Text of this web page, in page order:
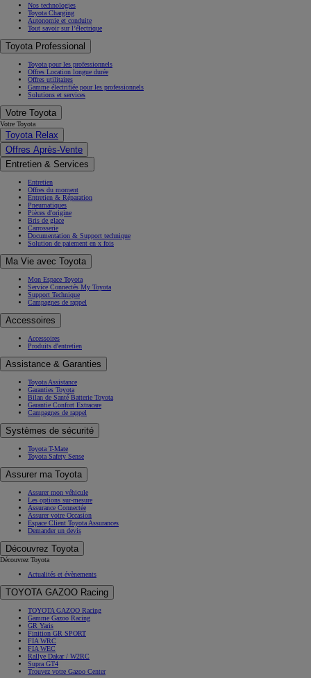
Nos technologies
Toyota Charging
Autonomie et conduite
Tout savoir sur l’électrique
Toyota Professional
Toyota pour les professionnels
Offres Location longue durée
Offres utilitaires
Gamme électrifiée pour les professionnels
Solutions et services
Votre Toyota
Votre Toyota
Toyota Relax
Offres Après-Vente
Entretien & Services
Entretien
Offres du moment
Entretien & Réparation
Pneumatiques
Pièces d'origine
Bris de glace
Carrosserie
Documentation & Support technique
Solution de paiement en x fois
Ma Vie avec Toyota
Mon Espace Toyota
Service Connectés My Toyota
Support Technique
Campagnes de rappel
Accessoires
Accessoires
Produits d'entretien
Assistance & Garanties
Toyota Assistance
Garanties Toyota
Bilan de Santé Batterie Toyota
Garantie Confort Extracare
Campagnes de rappel
Systèmes de sécurité
Toyota T-Mate
Toyota Safety Sense
Assurer ma Toyota
Assurer mon véhicule
Les options sur-mesure
Assurance Connectée
Assurer votre Occasion
Espace Client Toyota Assurances
Demander un devis
Découvrez Toyota
Découvrez Toyota
Actualités et évènements
TOYOTA GAZOO Racing
TOYOTA GAZOO Racing
Gamme Gazoo Racing
GR Yaris
Finition GR SPORT
FIA WRC
FIA WEC
Rallye Dakar / W2RC
Supra GT4
Trouvez votre Gazoo Center